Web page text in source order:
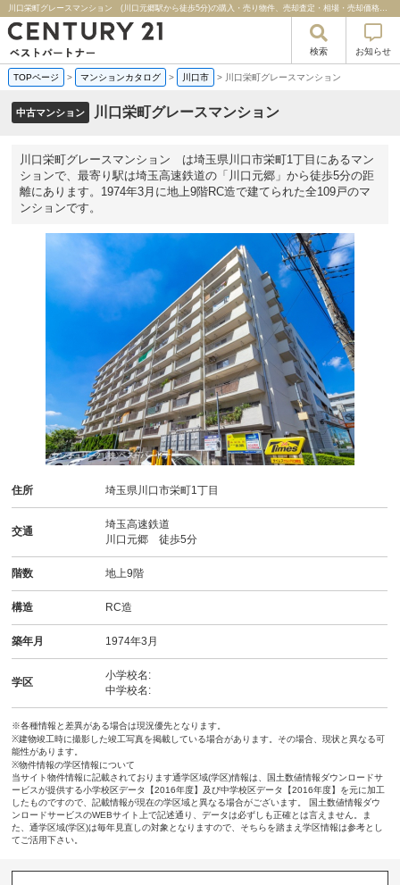
川口栄町グレースマンション (川口元郷駅から徒歩5分)の購入・売り物件、売却査定・相場・売却価格マンション情報｜センチュリー２１ベストパートナー
検索 お知らせ
TOPページ > マンションカタログ > 川口市 > 川口栄町グレースマンション
中古マンション 川口栄町グレースマンション
川口栄町グレースマンション は埼玉県川口市栄町1丁目にあるマン
ションで、最寄り駅は埼玉高速鉄道の「川口元郷」から徒歩5分の距
離にあります。1974年3月に地上9階RC造で建てられた全109戸のマ
ンションです。
住所 埼玉県川口市栄町1丁目
交通
埼玉高速鉄道
川口元郷 徒歩5分
階数 地上9階
構造 RC造
築年月 1974年3月
学区
小学校名:
中学校名:
※各種情報と差異がある場合は現況優先となります。
※建物竣工時に撮影した竣工写真を掲載している場合があります。その場合、現状と異なる可
能性があります。
※物件情報の学区情報について
当サイト物件情報に記載されております通学区域(学区)情報は、国土数値情報ダウンロードサ
ービスが提供する小学校区データ【2016年度】及び中学校区データ【2016年度】を元に加工
したものですので、記載情報が現在の学区域と異なる場合がございます。 国土数値情報ダウ
ンロードサービスのWEBサイト上で記述通り、データは必ずしも正確とは言えません。ま
た、通学区域(学区)は毎年見直しの対象となりますので、そちらを踏まえ学区情報は参考とし
てご活用下さい。